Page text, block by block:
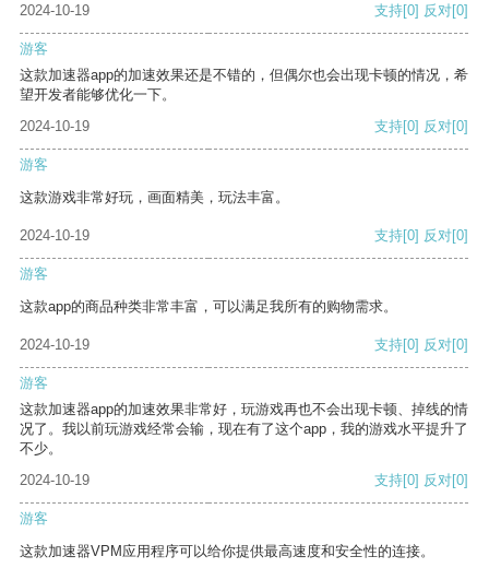
2024-10-19 支持[0] 反对[0]
游客
这款加速器app的加速效果还是不错的，但偶尔也会出现卡顿的情况，希
望开发者能够优化一下。
2024-10-19
支持[0] 反对[0]
游客
这款游戏非常好玩，画面精美，玩法丰富。
2024-10-19 支持[0] 反对[0]
游客
这款app的商品种类非常丰富，可以满足我所有的购物需求。
2024-10-19 支持[0] 反对[0]
游客
这款加速器app的加速效果非常好，玩游戏再也不会出现卡顿、掉线的情
况了。我以前玩游戏经常会输，现在有了这个app，我的游戏水平提升了
不少。
2024-10-19
支持[0] 反对[0]
游客
这款加速器VPM应用程序可以给你提供最高速度和安全性的连接。